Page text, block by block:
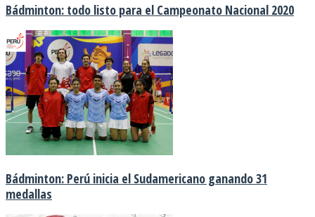
Bádminton: todo listo para el Campeonato Nacional 2020
Bádminton: Perú inicia el Sudamericano ganando 31
medallas